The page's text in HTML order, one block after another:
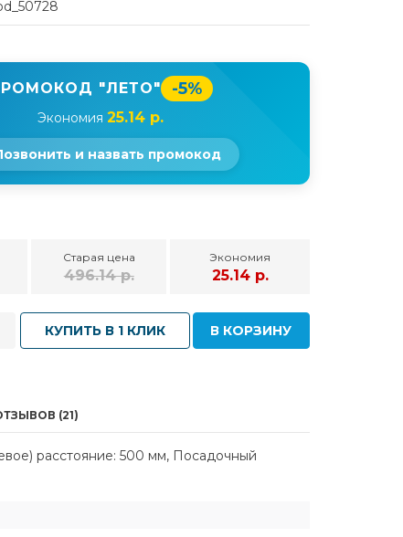
"ЛЕТО" -5%
Экономия25.14 р.
и назвать промокод
Старая цена
496.14 р.
Экономия
25.14 р.
КУПИТЬ В 1 КЛИК В КОРЗИНУ
(21)
расстояние: 500 мм, Посадочный